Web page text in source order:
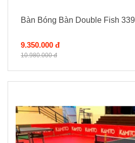
Bàn Bóng Bàn Double Fish 339
9.350.000 đ
10.980.000 đ